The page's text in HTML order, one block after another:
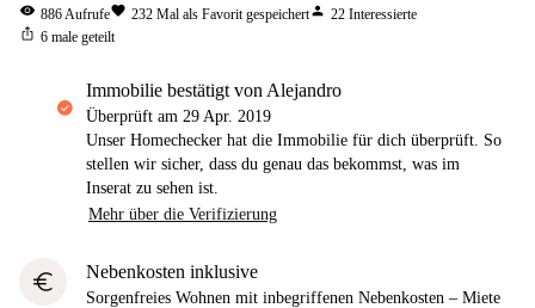
visibility 886Aufrufefavorite 232 Mal als Favorit gespeichertperson 22 Interessierte
ios_share 6 male geteilt
Immobilie bestätigt von Alejandro
Überprüft am 29 Apr. 2019
Unser Homechecker hat die Immobilie für dich überprüft. So
stellen wir sicher, dass du genau das bekommst, was im
Inserat zu sehen ist.
Mehr über die Verifizierung
euro Nebenkosten inklusive
Sorgenfreies Wohnen mit inbegriffenen Nebenkosten – Miete